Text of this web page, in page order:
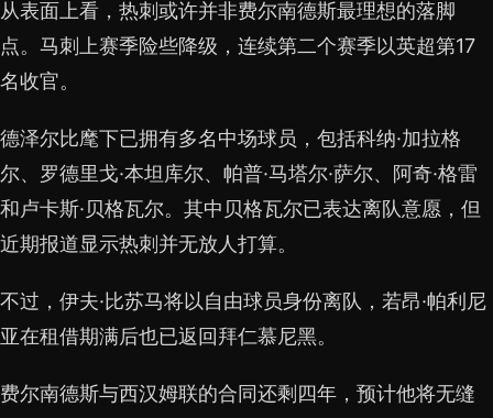
从表面上看，热刺或许并非费尔南德斯最理想的落脚
点。马刺上赛季险些降级，连续第二个赛季以英超第17
名收官。
德泽尔比麾下已拥有多名中场球员，包括科纳·加拉格
尔、罗德里戈·本坦库尔、帕普·马塔尔·萨尔、阿奇·格雷
和卢卡斯·贝格瓦尔。其中贝格瓦尔已表达离队意愿，但
近期报道显示热刺并无放人打算。
不过，伊夫·比苏马将以自由球员身份离队，若昂·帕利尼
亚在租借期满后也已返回拜仁慕尼黑。
费尔南德斯与西汉姆联的合同还剩四年，预计他将无缝